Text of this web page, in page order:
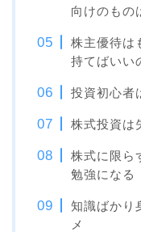
向けのもの
株主優待は
持てばいい
投資初心者
株式投資は
株式に限ら
勉強になる
知識ばかり
メ